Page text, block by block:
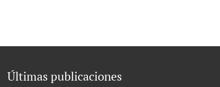
Últimas publicaciones